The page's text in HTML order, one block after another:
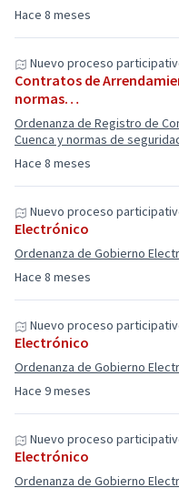
Hace 8 meses
Hace 8 meses
Nuevo proceso
Contratos de
normas…
Ordenanza de Registro de
Cuenca y normas de
Hace 8 meses
Nuevo proceso
Electrónico
Ordenanza de Gobierno
Hace 9 meses
Nuevo proceso
Electrónico
Ordenanza de Gobierno
Nuevo proceso
Electrónico
Ordenanza de Gobierno